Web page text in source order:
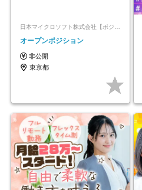
日本マイクロソフト株式会社【ポジションマッチ登録】
オープンポジション
非公開
東京都